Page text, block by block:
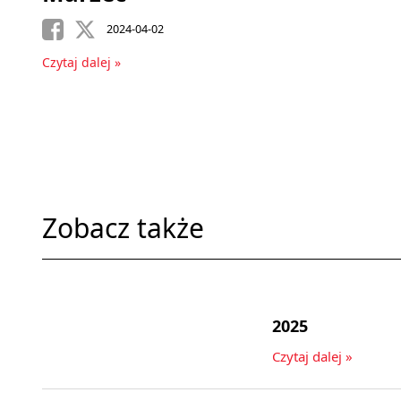
2024-04-02
Czytaj dalej »
Zobacz także
2025
Czytaj dalej »